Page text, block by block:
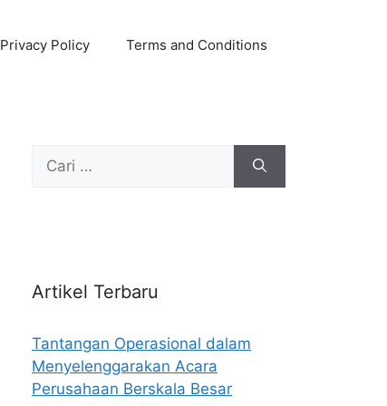
Privacy Policy Terms and Conditions
Cari
Artikel Terbaru
Tantangan Operasional dalam
Menyelenggarakan Acara
Perusahaan Berskala Besar